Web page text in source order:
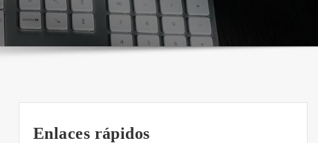
Enlaces rápidos